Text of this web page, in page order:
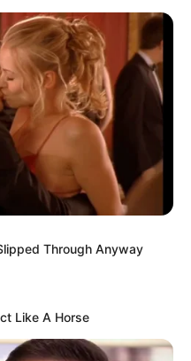
Through Anyway
Like A Horse